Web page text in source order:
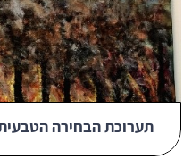
תערוכת הבחירה